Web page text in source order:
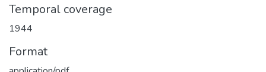
Temporal coverage
1944
Format